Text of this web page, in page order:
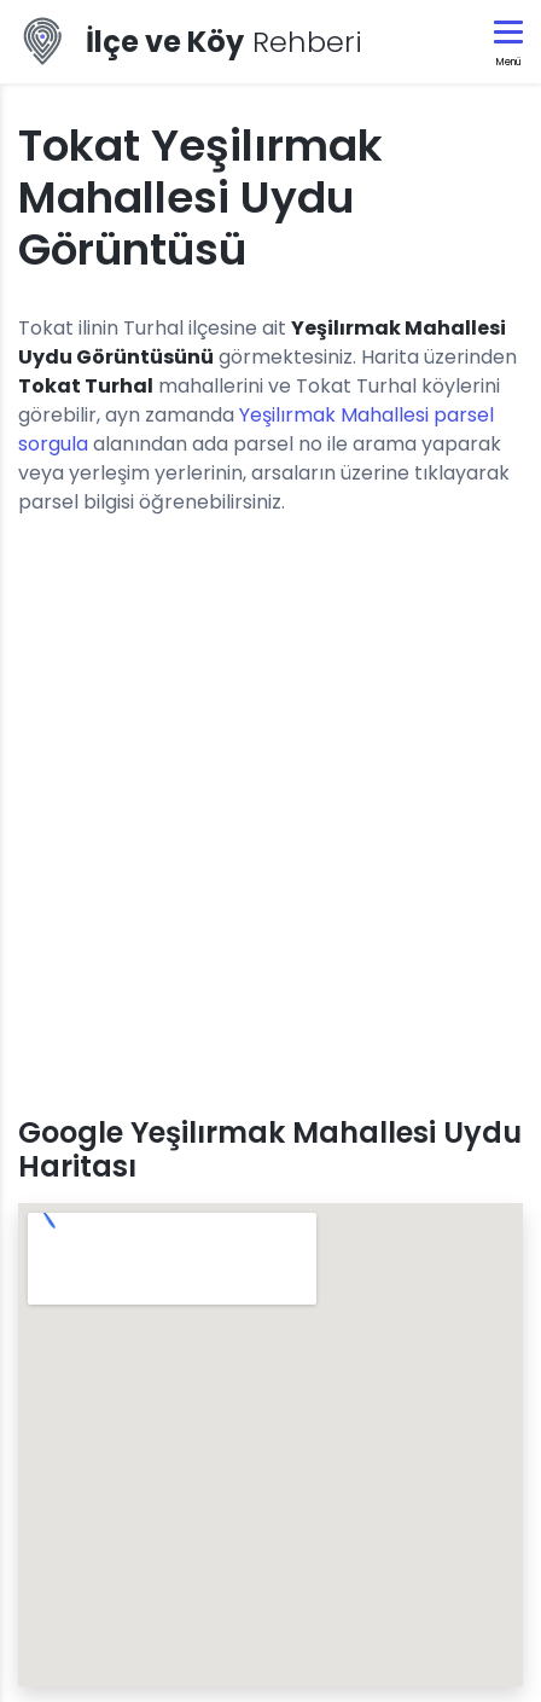
İlçe ve Köy Rehberi
Menü
Tokat Yeşilırmak
Mahallesi Uydu
Görüntüsü
Tokat ilinin Turhal ilçesine ait Yeşilırmak Mahallesi
Uydu Görüntüsünü görmektesiniz. Harita üzerinden
Tokat Turhal mahallerini ve Tokat Turhal köylerini
görebilir, ayn zamanda Yeşilırmak Mahallesi parsel
sorgulaalanından ada parsel no ile arama yaparak
veya yerleşim yerlerinin, arsaların üzerine tıklayarak
parsel bilgisi öğrenebilirsiniz.
Google Yeşilırmak Mahallesi Uydu
Haritası